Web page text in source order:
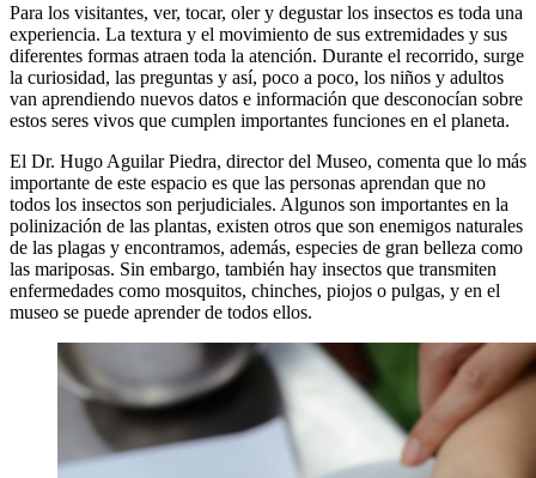
Para los visitantes, ver, tocar, oler y degustar los insectos es toda una
experiencia. La textura y el movimiento de sus extremidades y sus
diferentes formas atraen toda la atención. Durante el recorrido, surge
la curiosidad, las preguntas y así, poco a poco, los niños y adultos
van aprendiendo nuevos datos e información que desconocían sobre
estos seres vivos que cumplen importantes funciones en el planeta.
El Dr. Hugo Aguilar Piedra, director del Museo, comenta que lo más
importante de este espacio es que las personas aprendan que no
todos los insectos son perjudiciales. Algunos son importantes en la
polinización de las plantas, existen otros que son enemigos naturales
de las plagas y encontramos, además, especies de gran belleza como
las mariposas. Sin embargo, también hay insectos que transmiten
enfermedades como mosquitos, chinches, piojos o pulgas, y en el
museo se puede aprender de todos ellos.